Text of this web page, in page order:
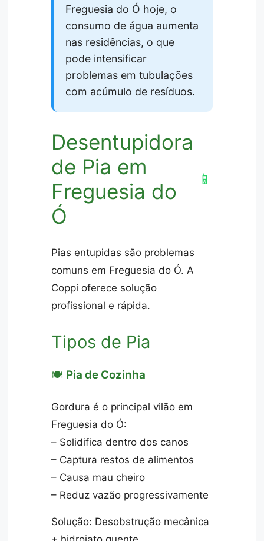
Freguesia do Ó hoje, o
consumo de água aumenta
nas residências, o que
pode intensificar
problemas em tubulações
com acúmulo de resíduos.
Desentupidora
de Pia em
Freguesia do
Ó
📱
Pias entupidas são problemas
comuns em Freguesia do Ó. A
Coppi oferece solução
profissional e rápida.
Tipos de Pia
🍽️ Pia de Cozinha
Gordura é o principal vilão em
Freguesia do Ó:
– Solidifica dentro dos canos
– Captura restos de alimentos
– Causa mau cheiro
– Reduz vazão progressivamente
Solução: Desobstrução mecânica